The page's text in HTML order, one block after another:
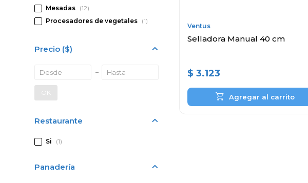
Ventus
Selladora Manual 40 cm
$ 3.123
Mesadas (12)
Procesadores de vegetales (1)
Precio ($)
OK
Restaurante
Si (1)
Panadería